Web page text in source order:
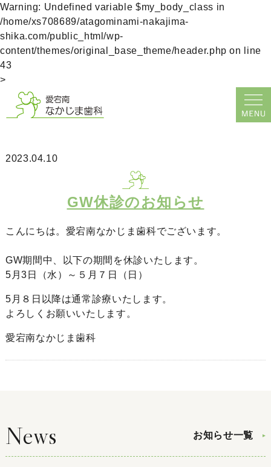
Warning: Undefined variable $my_body_class in
/home/xs708689/atagominami-nakajima-
shika.com/public_html/wp-
content/themes/original_base_theme/header.php on line
43
>
2023.04.10
GW休診のお知らせ
こんにちは。愛宕南なかじま歯科でございます。
GW期間中、以下の期間を休診いたします。
5月3日（水）～５月７日（日）
5月８日以降は通常診療いたします。
よろしくお願いいたします。
愛宕南なかじま歯科
News お知らせ一覧